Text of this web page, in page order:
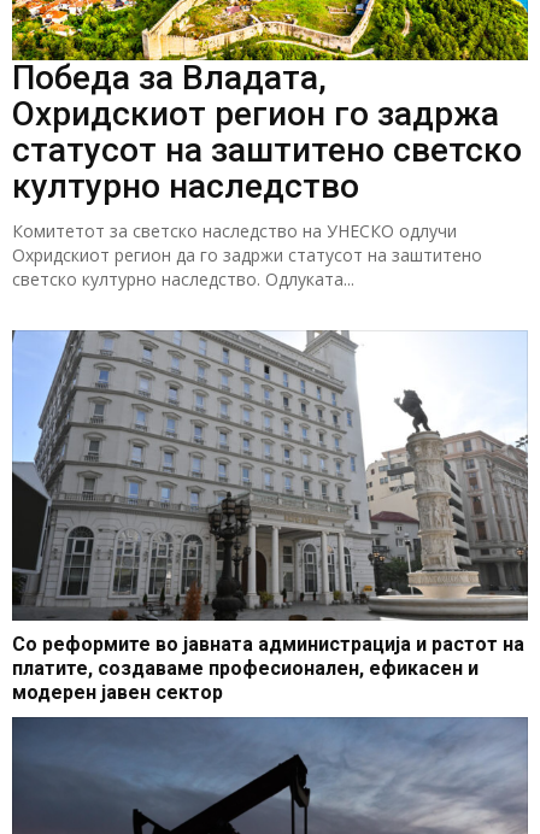
Победа за Владата,
Охридскиот регион го задржа
статусот на заштитено светско
културно наследство
Комитетот за светско наследство на УНЕСКО одлучи
Охридскиот регион да го задржи статусот на заштитено
светско културно наследство. Одлуката...
Со реформите во јавната администрација и растот на
платите, создаваме професионален, ефикасен и
модерен јавен сектор